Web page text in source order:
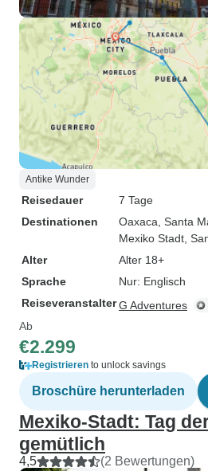
Antike Wunder
Reisedauer
7 Tage
Destinationen
Oaxaca , Santa
Mexiko Stadt ,
Alter
Alter 18+
Sprache
Nur: Englisch
ReiseveranstalterG Adventures
Ab
€2.299
Registrieren to unlock savings
Broschüre herunterladen
Mexiko-Stadt: Tag
gemütlich
4,5 (2 Bewertungen)